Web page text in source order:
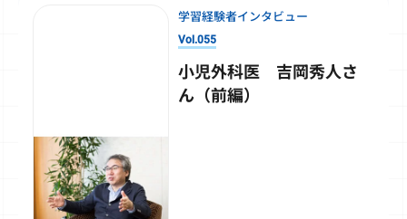
学習経験者インタビュー
Vol.055
小児外科医 吉岡秀人さ
ん（前編）